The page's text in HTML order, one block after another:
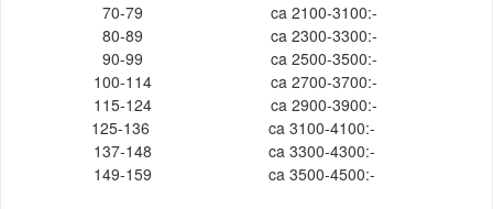
70-79
ca 2100-3100:-
80-89
ca 2300-3300:-
90-99
ca 2500-3500:-
100-114
ca 2700-3700:-
115-124
ca 2900-3900:-
125-136
ca 3100-4100:-
137-148
ca 3300-4300:-
149-159
ca 3500-4500:-